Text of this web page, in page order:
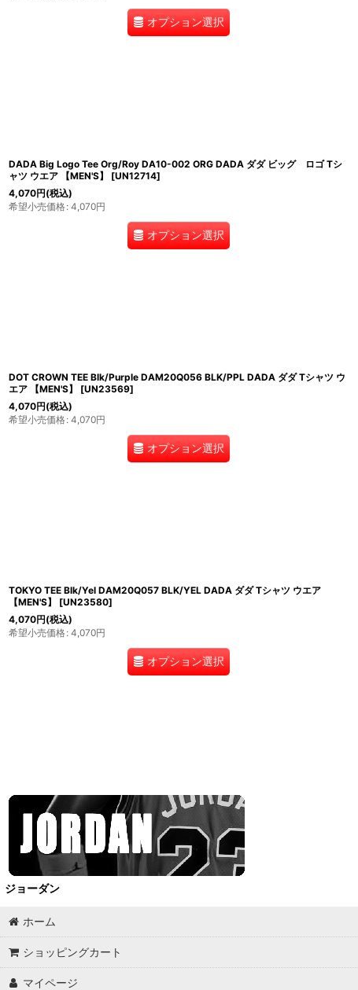
オプション選択
DADA Big Logo Tee Org/Roy DA10-002 ORG DADA ダダ ビッグ ロゴ Tシ
ャツ ウエア 【MEN'S】
[UN12714]
4,070円(税込)
希望小売価格: 4,070円
オプション選択
DOT CROWN TEE Blk/Purple DAM20Q056 BLK/PPL DADA ダダ Tシャツ ウ
エア 【MEN'S】
[UN23569]
4,070円(税込)
希望小売価格: 4,070円
オプション選択
TOKYO TEE Blk/Yel DAM20Q057 BLK/YEL DADA ダダ Tシャツ ウエア
【MEN'S】
[UN23580]
4,070円(税込)
希望小売価格: 4,070円
オプション選択
ジョーダン
ホーム
ショッピングカート
マイページ